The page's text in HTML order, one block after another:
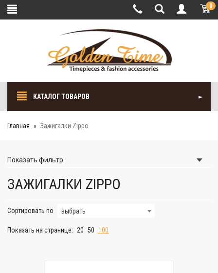
0
КАТАЛОГ ТОВАРОВ
Главная Зажигалки Zippo
Показать фильтр
ЗАЖИГАЛКИ ZIPPO
Сортировать по выбрать
Показать на странице: 20 50 100